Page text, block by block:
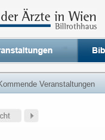
Veranstaltungen